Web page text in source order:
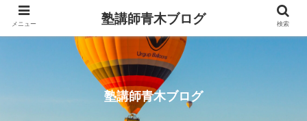
塾講師青木ブログ
メニュー 塾講師青木ブログ 検索